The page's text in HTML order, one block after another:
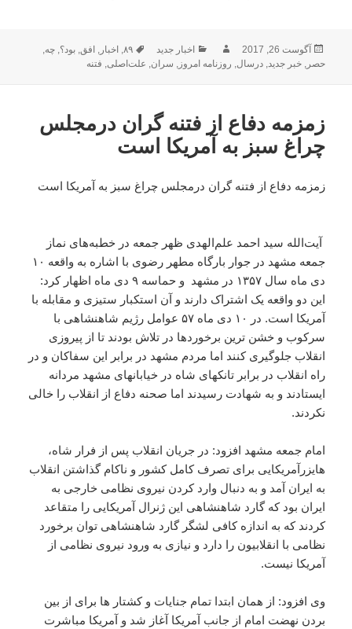
ارسال
شده
آگوست 26, 2017 نویسندهدسته‌ها
اخبار جدید برچسب‌ها
۸۹, اخبار, افق,بود؟,چه,
حصر,خبر جدید,درسال, روزنامه امروز, سران, علت‌اصلی, فتنه
زمزمه دفاع از فتنه گران درمجلس
چراغ سبز به آمریکا است
زمزمه دفاع از فتنه گران درمجلس چراغ سبز به آمریکا است
آیت‌الله سید احمد علم‌الهدی ظهر جمعه در خطبه‌های نماز
جمعه مشهد در جوار بارگاه مطهر رضوی با اشاره به واقعه ۱۰
دی ماه سال ۱۳۵۷ در مشهد و حماسه ۹ دی ماه اظهار کرد:
این دو واقعه یک اشتراک دارند و آن استکبار ستیزی و مقابله با
آمریکا است. در ۱۰ دی ماه ۵۷ عوامل رژیم شاهنشاهی با
سرکوب و خشن ترین برخوردها در تلاش بودند تا از پیروزی
انقلاب جلوگیری کنند اما مردم مشهد در برابر این سفاکان و در
راه انقلاب در برابر تانکهای شاه در خیابانهای مشهد مردانه
ایستادند و به شهادت رسیدند اما صحنه دفاع از انقلاب را خالی
نکردند.
امام جمعه مشهد افزود: در جریان انقلاب پس از فرار شاه،
هایزرآمریکایی برای تصرف کامل کشور و ناکام گذاشتن انقلاب
به ایران آمد و به دنبال وارد کردن نیروی نظامی خارجی به
ایران بود که گارد شاهنشاهی این ژنرال آمریکایی را متقاعد
کردند که به اندازه کافی لشگر گارد شاهنشاهی توان برخورد
نظامی با انقلابیون را دارد و نیازی به ورود نیروی نظامی از
آمریکا نیست.
وی افزود: از همان ابتدا تمام جنایات و کشتار ها برای از بین
بردن نهضت امام از جانب آمریکا آغاز شد و آمریکا مباشرت